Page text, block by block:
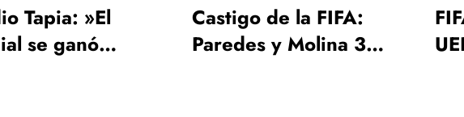
Castigo de la FIFA:
Paredes y Molina 3
FIFA, Conmebol y
UEFA estudian el